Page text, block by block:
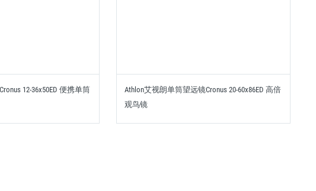
12-36x50ED 便携单筒
Athlon艾视朗单筒望远镜Cronus 20-60x86ED 高倍
观鸟镜